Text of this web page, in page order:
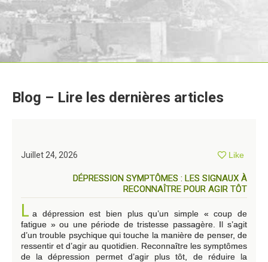
Blog – Lire les dernières articles
Juillet 24, 2026 Like
DÉPRESSION SYMPTÔMES : LES SIGNAUX À
RECONNAÎTRE POUR AGIR TÔT
L a dépression est bien plus qu’un simple « coup de
fatigue » ou une période de tristesse passagère. Il s’agit
d’un trouble psychique qui touche la manière de penser, de
ressentir et d’agir au quotidien. Reconnaître les symptômes
de la dépression permet d’agir plus tôt, de réduire la